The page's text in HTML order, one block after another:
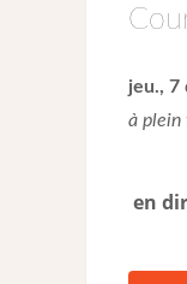
jeu., 7
à plein
en